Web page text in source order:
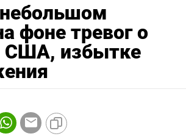
фоне тревог о
США, избытке